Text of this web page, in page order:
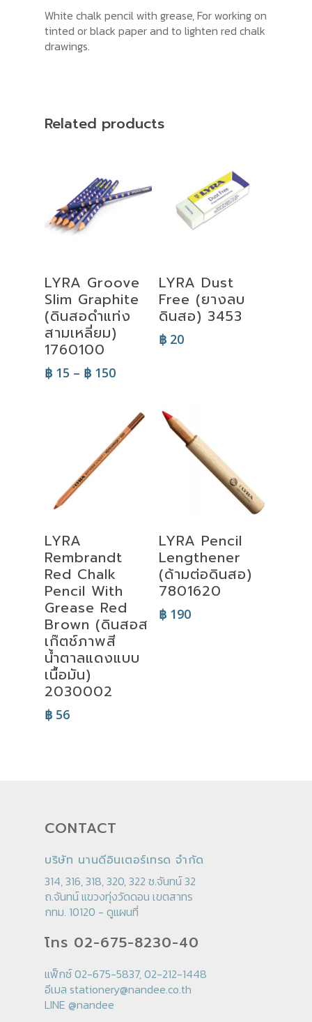
White chalk pencil with grease, For working on
tinted or black paper and to lighten red chalk
drawings.
Related products
Select
Options
LYRA Groove
Slim Graphite
(ดินสอดำแท่ง
สามเหลี่ยม)
1760100
฿ 15 – ฿ 150Price
through
฿ 150
Add To Cart
LYRA Dust
Free (ยางลบ
ดินสอ) 3453
฿20
Add To Cart
LYRA
Rembrandt
Red Chalk
Pencil With
Grease Red
Brown (ดินสอส
เก๊ตช์ภาพสี
น้ำตาลแดงแบบ
เนื้อมัน)
2030002
฿ 56
Add To Cart
LYRA Pencil
Lengthener
(ด้ามต่อดินสอ)
7801620
฿190
CONTACT
บริษัท นานดีอินเตอร์เทรด จำกัด
314, 316, 318, 320, 322 ซ.จันทน์ 32
ถ.จันทน์ แขวงทุ่งวัดดอน เขตสาทร
กทม. 10120 - ดูแผนที่
โทร 02-675-8230-40
แฟ็กซ์ 02-675-5837, 02-212-1448
อีเมล stationery@nandee.co.th
LINE @nandee